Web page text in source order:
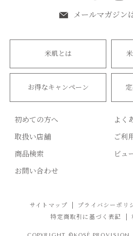
メールマガジン
米肌とは
お得なキャンペーン
初めての方へ
よく
取扱い店舗
ご利
商品検索
ビュ
お問い合わせ
サイトマップ プライバシーポリ
特定商取引に基づく表記